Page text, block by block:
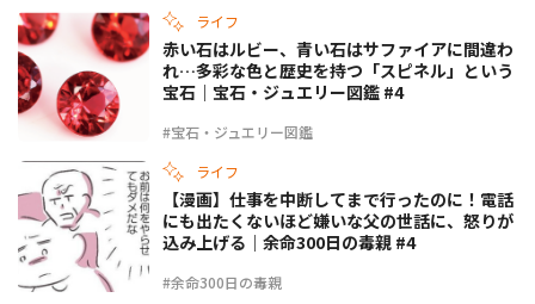
ライフ
#宝石・ジュエリー図鑑
赤い石はルビー、青い石はサファイアに間違わ
れ…多彩な色と歴史を持つ「スピネル」という
宝石｜宝石・ジュエリー図鑑 #4
ライフ
#余命300日の毒親
【漫画】仕事を中断してまで行ったのに！電話
にも出たくないほど嫌いな父の世話に、怒りが
込み上げる｜余命300日の毒親 #4